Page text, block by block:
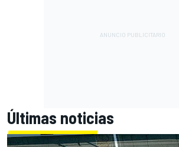
Últimas noticias